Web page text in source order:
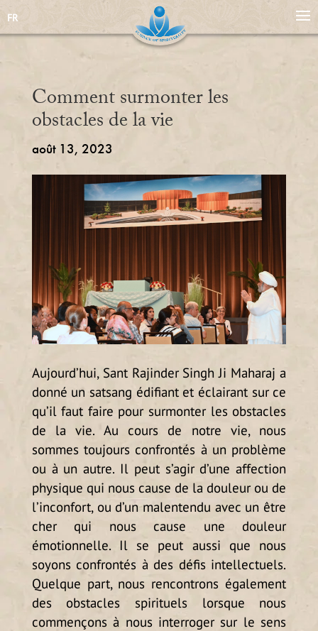
FR
Comment surmonter les
obstacles de la vie
août 13, 2023
Aujourd’hui, Sant Rajinder Singh Ji Maharaj a
donné un satsang édifiant et éclairant sur ce
qu’il faut faire pour surmonter les obstacles
de la vie. Au cours de notre vie, nous
sommes toujours confrontés à un problème
ou à un autre. Il peut s’agir d’une affection
physique qui nous cause de la douleur ou de
l’inconfort, ou d’un malentendu avec un être
cher qui nous cause une douleur
émotionnelle. Il se peut aussi que nous
soyons confrontés à des défis intellectuels.
Quelque part, nous rencontrons également
des obstacles spirituels lorsque nous
commençons à nous interroger sur le sens